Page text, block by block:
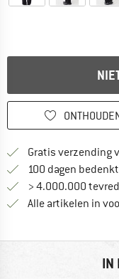
Gratis verzending
100 dagen
> 4.000.000
Alle artikelen in
IN